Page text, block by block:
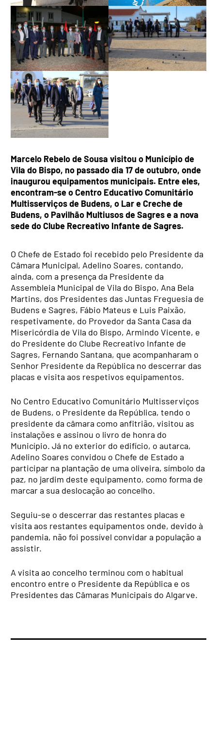
Marcelo Rebelo de Sousa visitou o Município de
Vila do Bispo, no passado dia 17 de outubro, onde
inaugurou equipamentos municipais. Entre eles,
encontram-se o Centro Educativo Comunitário
Multisserviços de Budens, o Lar e Creche de
Budens, o Pavilhão Multiusos de Sagres e a nova
sede do Clube Recreativo Infante de Sagres.
O Chefe de Estado foi recebido pelo Presidente da
Câmara Municipal, Adelino Soares, contando,
ainda, com a presença da Presidente da
Assembleia Municipal de Vila do Bispo, Ana Bela
Martins, dos Presidentes das Juntas Freguesia de
Budens e Sagres, Fábio Mateus e Luis Paixão,
respetivamente, do Provedor da Santa Casa da
Misericórdia de Vila do Bispo, Armindo Vicente, e
do Presidente do Clube Recreativo Infante de
Sagres, Fernando Santana, que acompanharam o
Senhor Presidente da República no descerrar das
placas e visita aos respetivos equipamentos.
No Centro Educativo Comunitário Multisserviços
de Budens, o Presidente da República, tendo o
presidente da câmara como anfitrião, visitou as
instalações e assinou o livro de honra do
Município. Já no exterior do edifício, o autarca,
Adelino Soares convidou o Chefe de Estado a
participar na plantação de uma oliveira, símbolo da
paz, no jardim deste equipamento, como forma de
marcar a sua deslocação ao concelho.
Seguiu-se o descerrar das restantes placas e
visita aos restantes equipamentos onde, devido à
pandemia, não foi possível convidar a população a
assistir.
A visita ao concelho terminou com o habitual
encontro entre o Presidente da República e os
Presidentes das Câmaras Municipais do Algarve.